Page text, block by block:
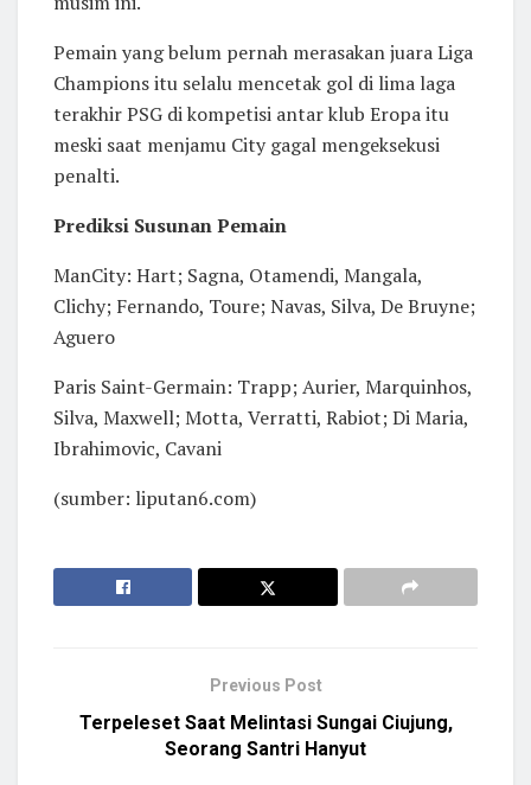
Pemain yang belum pernah merasakan juara Liga
Champions itu selalu mencetak gol di lima laga
terakhir PSG di kompetisi antar klub Eropa itu
meski saat menjamu City gagal mengeksekusi
penalti.
Prediksi Susunan Pemain
ManCity: Hart; Sagna, Otamendi, Mangala,
Clichy; Fernando, Toure; Navas, Silva, De Bruyne;
Aguero
Paris Saint-Germain: Trapp; Aurier, Marquinhos,
Silva, Maxwell; Motta, Verratti, Rabiot; Di Maria,
Ibrahimovic, Cavani
(sumber: liputan6.com)
Previous Post
Terpeleset Saat Melintasi Sungai Ciujung,
Seorang Santri Hanyut